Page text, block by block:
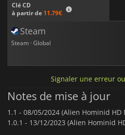
Clé CD
à partir de 11.79€
Steam
Steam · Global
Signaler une erreur
Notes de mise à jour
1.1 - 08/05/2024 (Alien Hominid HD
1.0.1 - 13/12/2023 (Alien Hominid